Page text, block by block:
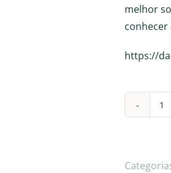
melhor
conhecer
https://